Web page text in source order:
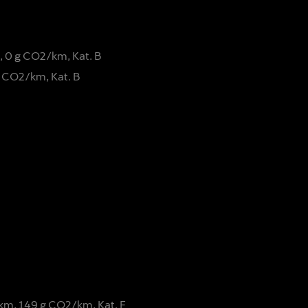
0 g CO2/km, Kat. B
km, Kat. B
149 g CO2/km, Kat. F